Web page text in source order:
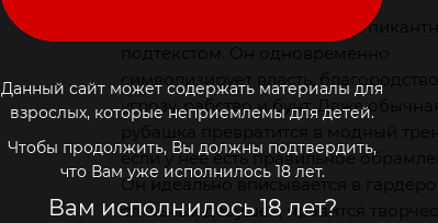
Данный сайт может содержать материалы для
взрослых, которые неприемлемы для детей.
Чтобы продолжить, Вы должны подтвердить,
что Вам уже исполнилось 18 лет.
Вам исполнилось 18 лет?
Чокер - модный аксессуар с
подтекстом. Он одновременно
символизирует власть,
угрозу, рабство и бунт. Даже
рубашка превратится в модный
если у неё есть правильное
Он идеально вписывается в
стильных девушек, нравится